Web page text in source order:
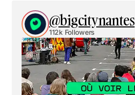
@bigcitynantes
112k Followers